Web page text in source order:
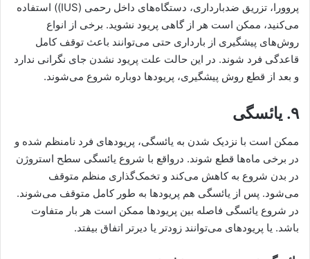
پروورا، تزریق ضدبارداری، دستگاه‌های داخل رحمی (IUS)) استفاده
می‌کنید، ممکن است هر از گاهی پریود نشوید. برخی از انواع
روش‌های پیشگیری از بارداری حتی می‌توانند باعث توقف کامل
قاعدگی فرد شوند. در این حالت علت پریود نشدن جای نگرانی ندارد
و بعد از قطع روش پیشگیری، پریودها دوباره شروع می‌شوند.
۹. یائسگی
ممکن است با نزدیک شدن به یائسگی، پریودهای فرد نامنظم شده و
در برخی ماه‌ها قطع شوند. درواقع با شروع یائسگی سطح استروژن
در بدن شروع به کاهش می‌کند و تخمک‌گذاری منظم متوقف
می‌شود. پس از یائسگی هم پریودها به طور کامل متوقف می‌شوند.
در شروع یائسگی فاصله بین پریودها ممکن است هر بار متفاوت
باشد. یا پریودهای می‌توانند زودتر یا دیرتر اتفاق بیفتد.